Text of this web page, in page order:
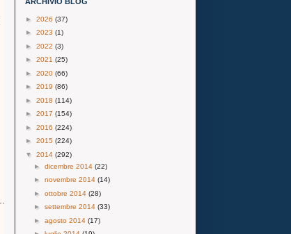
► 2026 (37)
► 2023 (1)
► 2022 (3)
► 2021 (25)
► 2020 (66)
► 2019 (86)
► 2018 (114)
► 2017 (154)
► 2016 (224)
► 2015 (224)
▼ 2014 (292)
► dicembre 2014 (22)
► novembre 2014 (14)
► ottobre 2014 (28)
► settembre 2014 (33)
► agosto 2014 (17)